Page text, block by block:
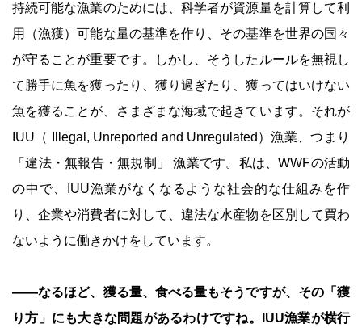
持続可能な漁業のためには、科学者が資源量を計算して利
用（漁獲）可能な量の基準を作り、その基準を世界の国々
が守ることが重要です。しかし、そうしたルールを無視し
て勝手に魚を獲ったり、獲り過ぎたり、獲ってはいけない
魚を獲ることが、さまざまな海域で起きています。それが
IUU（ Illegal, Unreported and Unregulated）漁業、つまり
「違法・無報告・無規制」 漁業です。私は、WWFの活動
の中で、IUU漁業がなくなるような社会的な仕組みを作
り、企業や消費者に対して、違法な水産物を区別して買わ
ないように働きかけをしています。
――なるほど、獲る量、食べる量もそうですが、その「獲
り方」にも大きな問題があるわけですね。IUU漁業が横行